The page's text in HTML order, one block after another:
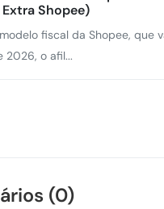
Shopee)
fiscal da Shopee, que
2026, o afil...
(0)